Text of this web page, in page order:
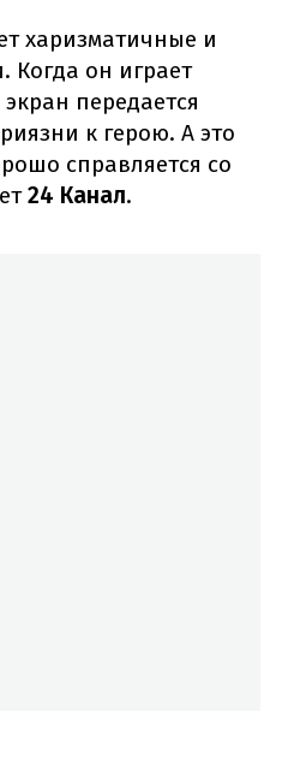
харизматичные и
Когда он играет
передается
к герою. А это
справляется со
24 Канал.